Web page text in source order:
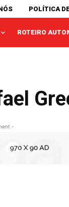
POLÍTICA
ROTEIRO
-